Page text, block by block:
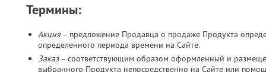
Термины:
Акция– предложение Продавца о продаже Продукта
определенного периода времени на Сайте.
Заказ– соответствующим образом оформленный и
выбранного Продукта непосредственно на Сайте или